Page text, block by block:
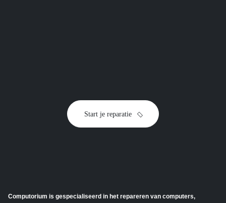
Start je reparatie
Computorium is gespecialiseerd in het repareren van computers,